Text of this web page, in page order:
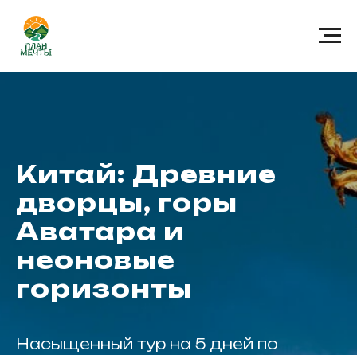
Китай: Древние
дворцы, горы
Аватара и
неоновые
горизонты
Насыщенный тур на 5 дней по